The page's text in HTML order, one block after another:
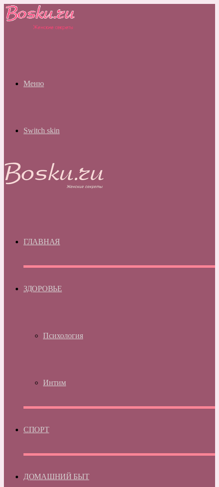
Меню
Switch skin
ГЛАВНАЯ
ЗДОРОВЬЕ
Психология
Интим
СПОРТ
ДОМАШНИЙ БЫТ